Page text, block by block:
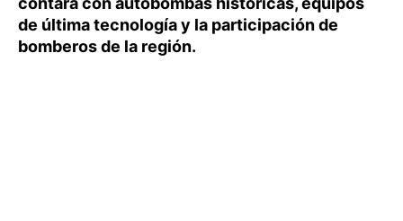
de última tecnología y la participación de
bomberos de la región.